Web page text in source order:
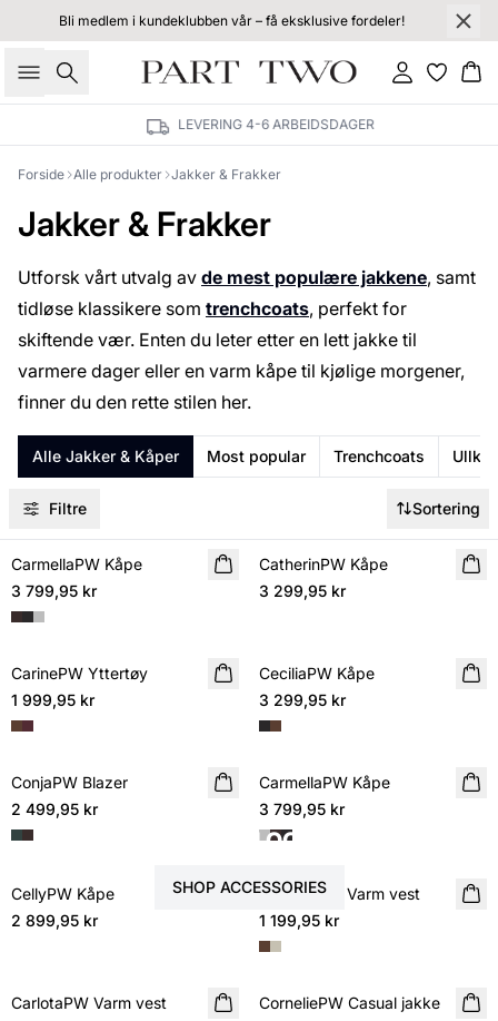
Bli medlem i kundeklubben vår – få eksklusive fordeler!
Søk Logg inn
LEVERING 4-6 ARBEIDSDAGER
Forside Alle produkter Jakker & Frakker
Jakker & Frakker
Utforsk vårt utvalg av de mest populære jakkene, samt
tidløse klassikere som trenchcoats, perfekt for
skiftende vær. Enten du leter etter en lett jakke til
varmere dager eller en varm kåpe til kjølige morgener,
finner du den rette stilen her.
Alle Jakker & Kåper Most popular Trenchcoats
Filtre Sortering
NYHET
CarmellaPW Kåpe
3 799,95 kr
NYHET
CatherinPW Kåpe
3 299,95 kr
NYHET
CarinePW Yttertøy
1 999,95 kr
NYHET
CeciliaPW Kåpe
3 299,95 kr
NYHET
ConjaPW Blazer
2 499,95 kr
NYHET
CarmellaPW Kåpe
3 799,95 kr
NYHET
CellyPW Kåpe
2 899,95 kr
NYHET
CameliePW Varm vest
1 199,95 kr
NYHET
CarlotaPW Varm vest
NYHET
CorneliePW Casual jakke
FULLFØR LOOKEN
SHOP ACCESSORIES